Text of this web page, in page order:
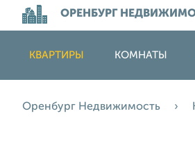
ОРЕНБУРГ
КВАРТИРЫ КОМНАТЫ
Оренбург Недвижимость